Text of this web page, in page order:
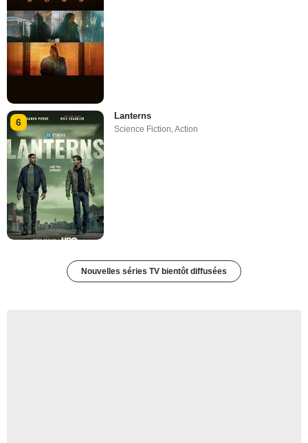
6
Lanterns
Science Fiction,Action
Nouvelles séries TV bientôt diffusées